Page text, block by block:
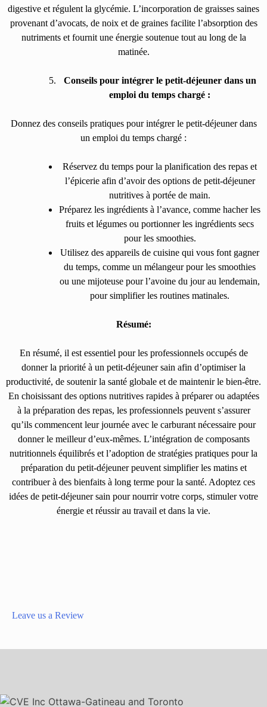
digestive et régulent la glycémie. L’incorporation de graisses saines
provenant d’avocats, de noix et de graines facilite l’absorption des
nutriments et fournit une énergie soutenue tout au long de la
matinée.
Conseils pour intégrer le petit-déjeuner dans un
emploi du temps chargé :
Donnez des conseils pratiques pour intégrer le petit-déjeuner dans
un emploi du temps chargé :
Réservez du temps pour la planification des repas et
l’épicerie afin d’avoir des options de petit-déjeuner
nutritives à portée de main.
Préparez les ingrédients à l’avance, comme hacher les
fruits et légumes ou portionner les ingrédients secs
pour les smoothies.
Utilisez des appareils de cuisine qui vous font gagner
du temps, comme un mélangeur pour les smoothies
ou une mijoteuse pour l’avoine du jour au lendemain,
pour simplifier les routines matinales.
Résumé:
En résumé, il est essentiel pour les professionnels occupés de
donner la priorité à un petit-déjeuner sain afin d’optimiser la
productivité, de soutenir la santé globale et de maintenir le bien-être.
En choisissant des options nutritives rapides à préparer ou adaptées
à la préparation des repas, les professionnels peuvent s’assurer
qu’ils commencent leur journée avec le carburant nécessaire pour
donner le meilleur d’eux-mêmes. L’intégration de composants
nutritionnels équilibrés et l’adoption de stratégies pratiques pour la
préparation du petit-déjeuner peuvent simplifier les matins et
contribuer à des bienfaits à long terme pour la santé. Adoptez ces
idées de petit-déjeuner sain pour nourrir votre corps, stimuler votre
énergie et réussir au travail et dans la vie.
Leave us a Review